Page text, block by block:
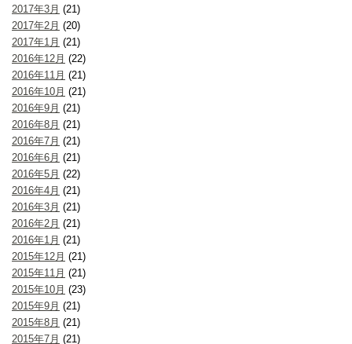
2017年3月 (21)
2017年2月 (20)
2017年1月 (21)
2016年12月 (22)
2016年11月 (21)
2016年10月 (21)
2016年9月 (21)
2016年8月 (21)
2016年7月 (21)
2016年6月 (21)
2016年5月 (22)
2016年4月 (21)
2016年3月 (21)
2016年2月 (21)
2016年1月 (21)
2015年12月 (21)
2015年11月 (21)
2015年10月 (23)
2015年9月 (21)
2015年8月 (21)
2015年7月 (21)